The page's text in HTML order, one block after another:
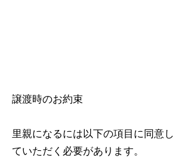
譲渡時のお約束
里親になるには以下の項目に同意し
ていただく必要があります。